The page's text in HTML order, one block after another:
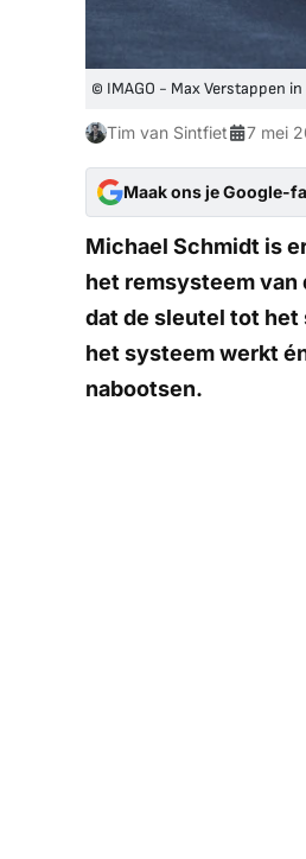
© IMAGO - Max Verstappen
Tim van Sintfiet 7 mei
Maak ons je Google-
Michael Schmidt is
het remsysteem van
dat de sleutel tot het
het systeem werkt
nabootsen.